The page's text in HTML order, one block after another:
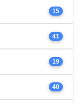
15
41
19
40